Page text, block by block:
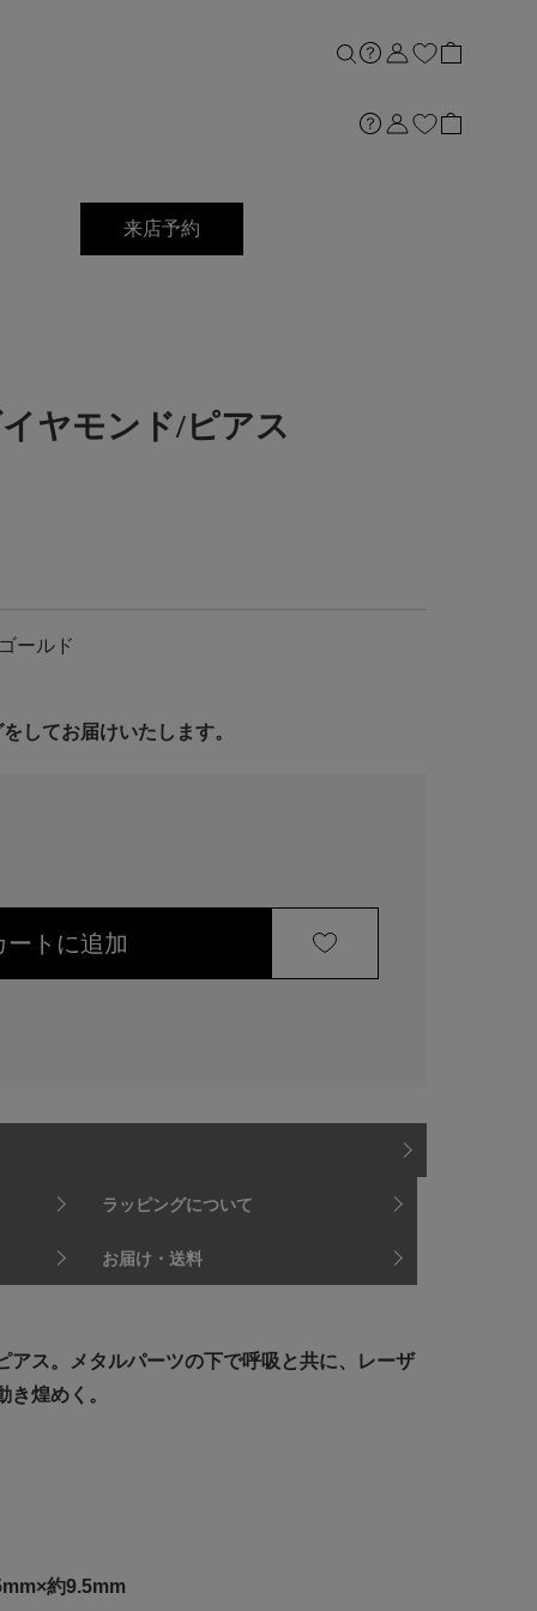
来店予約
ヤモンド/ピアス
ールド
してお届けいたします。
ートに追加
ラッピングについて
お届け・送料
アス。メタルパーツの下で呼吸と共に、レーザ
煌めく。
約9.5mm